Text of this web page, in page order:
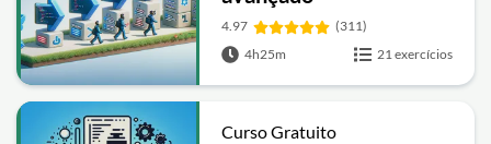
4.97
(311)
4h25m
21 exercícios
Curso Gratuito